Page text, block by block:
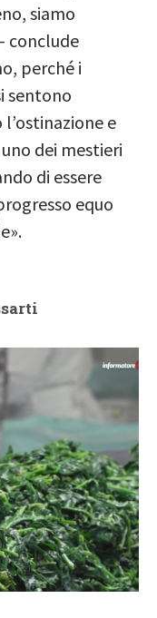
siamo
conclude
perché i
sentono
e
dei mestieri
di essere
equo